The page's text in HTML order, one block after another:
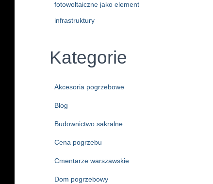
fotowoltaiczne jako element
infrastruktury
Kategorie
Akcesoria pogrzebowe
Blog
Budownictwo sakralne
Cena pogrzebu
Cmentarze warszawskie
Dom pogrzebowy